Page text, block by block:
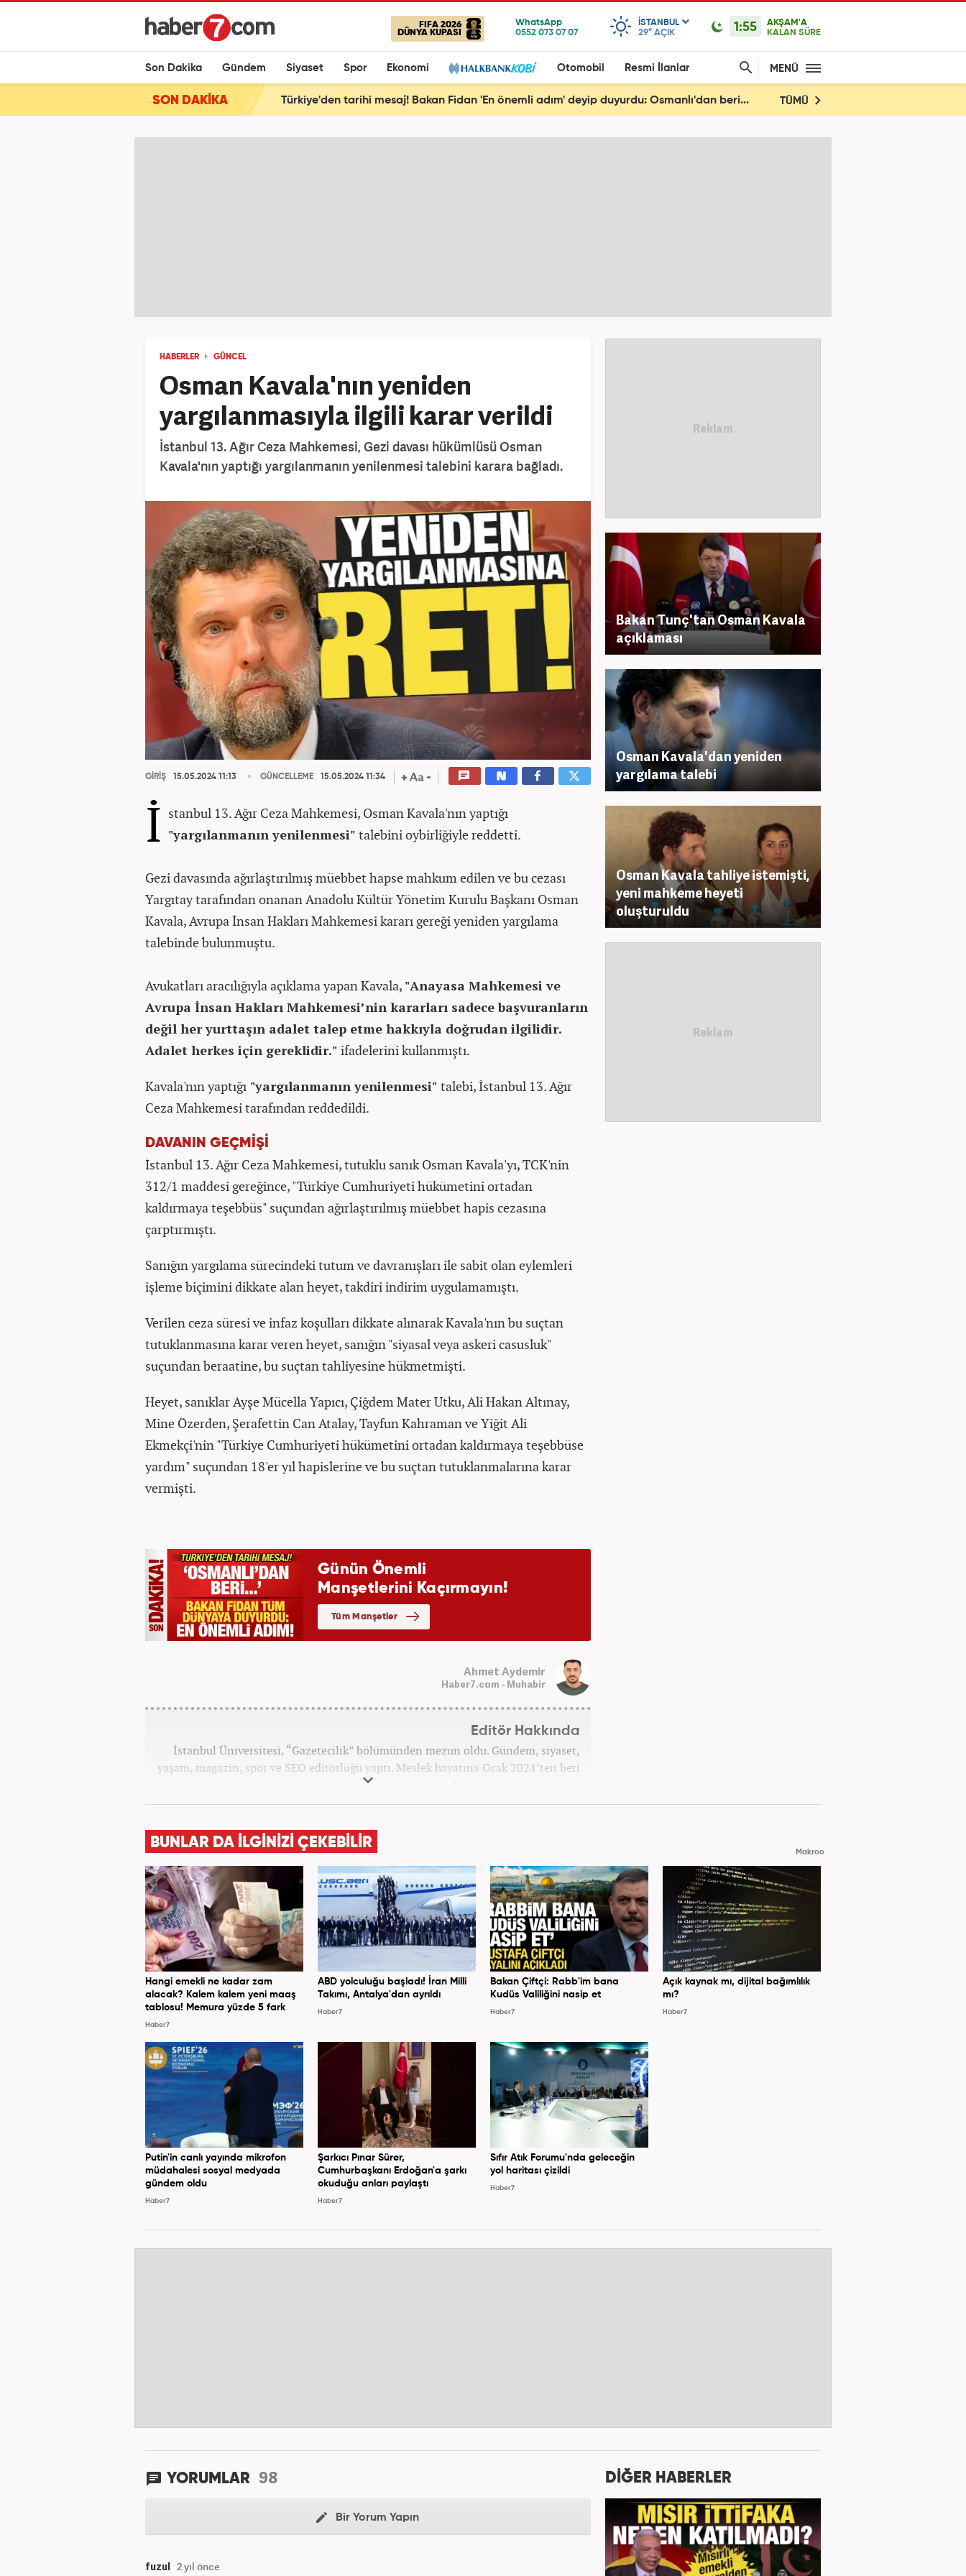
FIFA 2026
DÜNYA KUPASI
ISTANBUL
29° AÇIK 1:55
AKŞAM'A
KALAN SÜRE
Son Dakika Gündem Siyaset Spor Ekonomi Otomobil Resmi İlanlar MENÜ
SON DAKİKA Türkiye'den tarihi mesaj! Bakan Fidan 'En önemli adım' deyip duyurdu: Osmanlı'dan beri... TÜMÜ
HABERLER GÜNCEL
Osman Kavala'nın yeniden
yargılanmasıyla ilgili karar verildi
İstanbul 13. Ağır Ceza Mahkemesi, Gezi davası hükümlüsü Osman
Kavala'nın yaptığı yargılanmanın yenilenmesi talebini karara bağladı.
GİRİŞ 15.05.2024 11:13 GÜNCELLEME 15.05.2024 11:34
İ stanbul 13. Ağır Ceza Mahkemesi, Osman Kavala'nın yaptığı
"yargılanmanın yenilenmesi" talebini oybirliğiyle reddetti.
Gezi davasında ağırlaştırılmış müebbet hapse mahkum edilen ve bu cezası
Yargıtay tarafından onanan Anadolu Kültür Yönetim Kurulu Başkanı Osman
Kavala, Avrupa İnsan Hakları Mahkemesi kararı gereği yeniden yargılama
talebinde bulunmuştu.
Avukatları aracılığıyla açıklama yapan Kavala, "Anayasa Mahkemesi ve
Avrupa İnsan Hakları Mahkemesi’nin kararları sadece başvuranların
değil her yurttaşın adalet talep etme hakkıyla doğrudan ilgilidir.
Adalet herkes için gereklidir." ifadelerini kullanmıştı.
Kavala'nın yaptığı "yargılanmanın yenilenmesi" talebi, İstanbul 13. Ağır
Ceza Mahkemesi tarafından reddedildi.
DAVANIN GEÇMİŞİ
İstanbul 13. Ağır Ceza Mahkemesi, tutuklu sanık Osman Kavala'yı, TCK'nin
312/1 maddesi gereğince, "Türkiye Cumhuriyeti hükümetini ortadan
kaldırmaya teşebbüs" suçundan ağırlaştırılmış müebbet hapis cezasına
çarptırmıştı.
Sanığın yargılama sürecindeki tutum ve davranışları ile sabit olan eylemleri
işleme biçimini dikkate alan heyet, takdiri indirim uygulamamıştı.
Verilen ceza süresi ve infaz koşulları dikkate alınarak Kavala'nın bu suçtan
tutuklanmasına karar veren heyet, sanığın "siyasal veya askeri casusluk"
suçundan beraatine, bu suçtan tahliyesine hükmetmişti.
Heyet, sanıklar Ayşe Mücella Yapıcı, Çiğdem Mater Utku, Ali Hakan Altınay,
Mine Özerden, Şerafettin Can Atalay, Tayfun Kahraman ve Yiğit Ali
Ekmekçi'nin "Türkiye Cumhuriyeti hükümetini ortadan kaldırmaya teşebbüse
yardım" suçundan 18'er yıl hapislerine ve bu suçtan tutuklanmalarına karar
vermişti.
Ahmet Aydemir
Haber7.com - Muhabir
Editör Hakkında
İstanbul Üniversitesi, “Gazetecilik” bölümünden mezun oldu. Gündem, siyaset,
yaşam, magazin, spor ve SEO editörlüğü yaptı. Meslek hayatına Ocak 2024’ten beri
Bakan Tunç'tan Osman Kavala
açıklaması
Osman Kavala'dan yeniden
yargılama talebi
Osman Kavala tahliye istemişti,
yeni mahkeme heyeti
oluşturuldu
BUNLAR DA İLGİNİZİ ÇEKEBİLİR
Makroo
Hangi emekli ne kadar zam
alacak? Kalem kalem yeni maaş
tablosu! Memura yüzde 5 fark
Haber7
ABD yolculuğu başladı! İran Milli
Takımı, Antalya'dan ayrıldı
Haber7
Bakan Çiftçi: Rabb'im bana
Kudüs Valiliğini nasip et
Haber7
Açık kaynak mı, dijital bağımlılık
mı?
Haber7
Putin'in canlı yayında mikrofon
müdahalesi sosyal medyada
gündem oldu
Haber7
Şarkıcı Pınar Sürer,
Cumhurbaşkanı Erdoğan'a şarkı
okuduğu anları paylaştı
Haber7
Sıfır Atık Forumu'nda geleceğin
yol haritası çizildi
Haber7
YORUMLAR 98
Bir Yorum Yapın
fuzul 2 yıl önce
DİĞER HABERLER